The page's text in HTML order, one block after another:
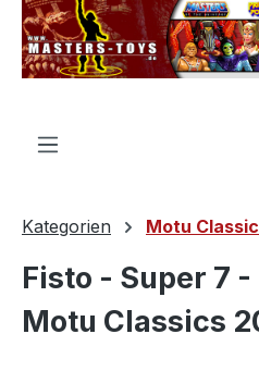
springen
Kategorien Motu
Fisto - Super 7
Motu Classics